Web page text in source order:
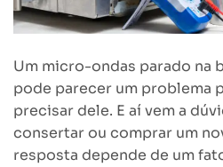
Um micro-ondas parado na
pode parecer um problema
precisar dele. E aí vem a
consertar ou comprar um
resposta depende de um